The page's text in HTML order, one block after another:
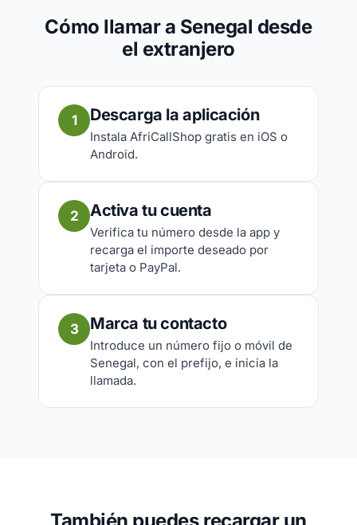
Cómo llamar a Senegal desde
el extranjero
1 Descarga la aplicación
Instala AfriCallShop gratis en iOS o
Android.
2 Activa tu cuenta
Verifica tu número desde la app y
recarga el importe deseado por
tarjeta o PayPal.
3 Marca tu contacto
Introduce un número fijo o móvil de
Senegal, con el prefijo, e inicia la
llamada.